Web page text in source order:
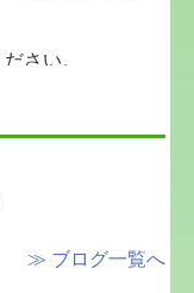
さい。
時まで発熱外来
ださい。
≫ ブログ一覧へ